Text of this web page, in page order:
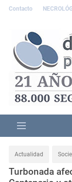
Contacto
Actualidad
Turbonada